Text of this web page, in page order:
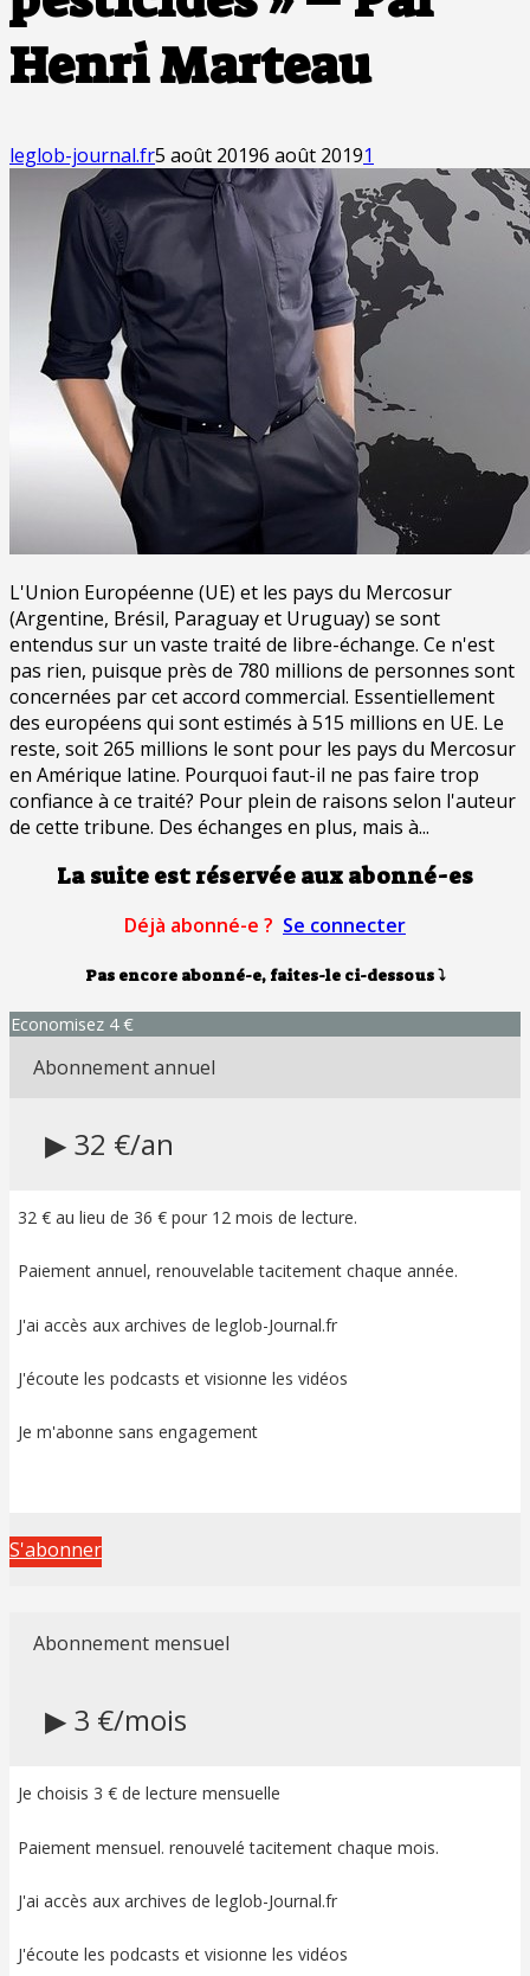
Henri Marteau
leglob-journal.fr5 août 20196 août 20191
L'Union Européenne (UE) et les pays du Mercosur
(Argentine, Brésil, Paraguay et Uruguay) se sont
entendus sur un vaste traité de libre-échange. Ce n'est
pas rien, puisque près de 780 millions de personnes sont
concernées par cet accord commercial. Essentiellement
des européens qui sont estimés à 515 millions en UE. Le
reste, soit 265 millions le sont pour les pays du Mercosur
en Amérique latine. Pourquoi faut-il ne pas faire trop
confiance à ce traité? Pour plein de raisons selon l'auteur
de cette tribune. Des échanges en plus, mais à...
La suite est réservée aux abonné-es
Déjà abonné-e ? Se connecter
Pas encore abonné-e, faites-le ci-dessous⤵
Economisez 4 €
Abonnement annuel
▶ 32 €/an
32 € au lieu de 36 € pour 12 mois de lecture.
Paiement annuel, renouvelable tacitement chaque année.
J'ai accès aux archives de leglob-Journal.fr
J'écoute les podcasts et visionne les vidéos
Je m'abonne sans engagement
S'abonner
Abonnement mensuel
▶ 3 €/mois
Je choisis 3 € de lecture mensuelle
Paiement mensuel. renouvelé tacitement chaque mois.
J'ai accès aux archives de leglob-Journal.fr
J'écoute les podcasts et visionne les vidéos